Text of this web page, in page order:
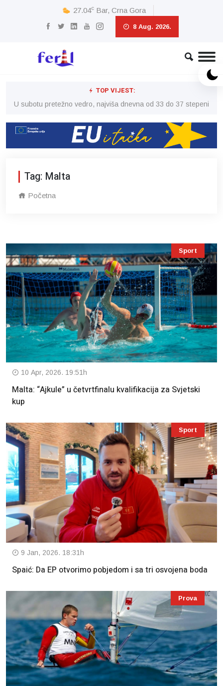
27.04c Bar, Crna Gora
8 Aug. 2026.
TOP VIJEST:
U subotu pretežno vedro, najviša dnevna od 33 do 37 stepeni
Tag: Malta
Početna
Sport
10 Apr, 2026. 19:51h
Malta: “Ajkule” u četvrtfinalu kvalifikacija za Svjetski
kup
Sport
9 Jan, 2026. 18:31h
Spaić: Da EP otvorimo pobjedom i sa tri osvojena boda
Prova